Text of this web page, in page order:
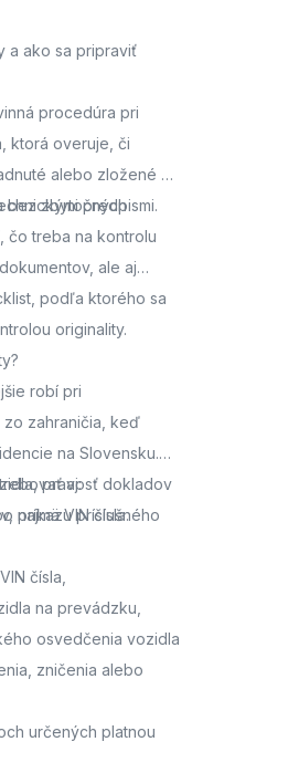
a ako sa pripraviť
procedúra pri
ktorá overuje, či
alebo zložené z
predpismi.
bez zbytočných
čo treba na kontrolu
ale aj
podľa ktorého sa
originality.
robí pri
zahraničia, keď
na Slovensku.
pravosť dokladov
najmä VIN čísla.
aj:
príkazu príslušného
čísla,
na prevádzku,
osvedčenia vozidla
zničenia alebo
určených platnou